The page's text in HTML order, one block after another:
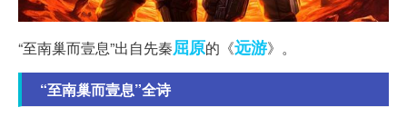
“至南巢而壹息”出自先秦屈原的《远游》。
“至南巢而壹息”全诗